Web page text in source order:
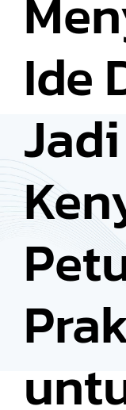
Ide
Jadi